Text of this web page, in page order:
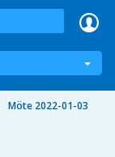
Möte 2022-01-03